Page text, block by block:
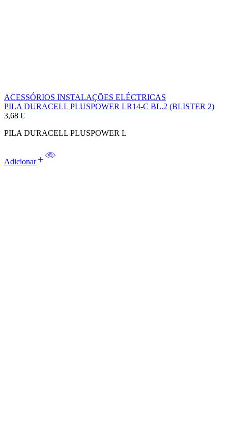
ACESSÓRIOS INSTALAÇÕES ELÉCTRICAS
PILA DURACELL PLUSPOWER LR14-C BL.2 (BLISTER 2)
3,68 €
PILA DURACELL PLUSPOWER L
Adicionar